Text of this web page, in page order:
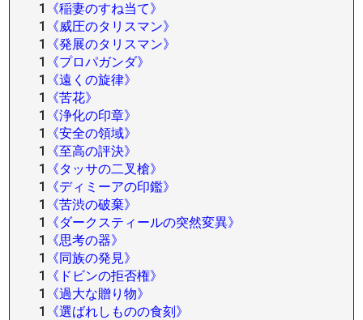
1
《稲妻のすね当て》
1
《威圧のタリスマン》
1
《発展のタリスマン》
1
《プロパガンダ》
1
《遠くの旋律》
1
《苦花》
1
《浄化の印章》
1
《安全の領域》
1
《至高の評決》
1
《タッサの二叉槍》
1
《ディミーアの印鑑》
1
《苦渋の破棄》
1
《ダークスティールの突然変異》
1
《思考の器》
1
《同族の発見》
1
《ドビンの拒否権》
1
《過大な贈り物》
1
《選ばれしものの食刻》